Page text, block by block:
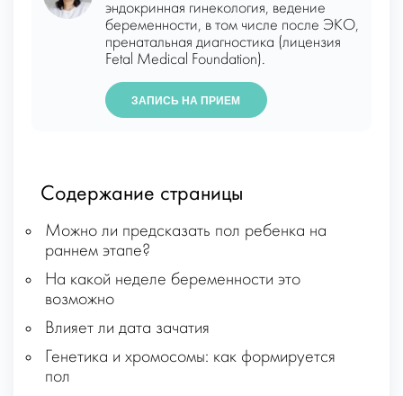
эндокринная гинекология, ведение
беременности, в том числе после ЭКО,
пренатальная диагностика (лицензия
Fetal Medical Foundation).
ЗАПИСЬ НА ПРИЕМ
Содержание страницы
Можно ли предсказать пол ребенка на
раннем этапе?
На какой неделе беременности это
возможно
Влияет ли дата зачатия
Генетика и хромосомы: как формируется
пол